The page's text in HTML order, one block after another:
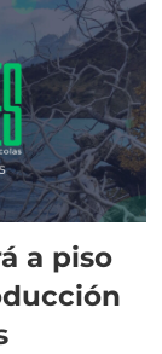
a piso